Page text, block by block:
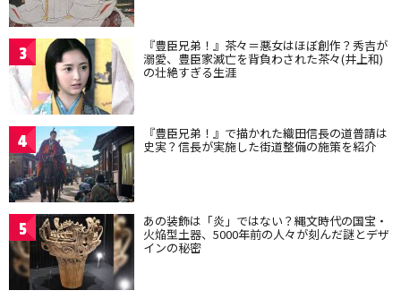
3 『豊臣兄弟！』茶々＝悪女はほぼ創作？秀吉が
溺愛、豊臣家滅亡を背負わされた茶々(井上和)
の壮絶すぎる生涯
4 『豊臣兄弟！』で描かれた織田信長の道普請は
史実？信長が実施した街道整備の施策を紹介
5 あの装飾は「炎」ではない？縄文時代の国宝・
火焔型土器、5000年前の人々が刻んだ謎とデザ
インの秘密